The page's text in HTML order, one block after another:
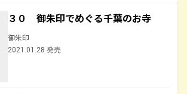
３０ 御朱印でめぐる千葉のお寺
御朱印
2021.01.28 発売